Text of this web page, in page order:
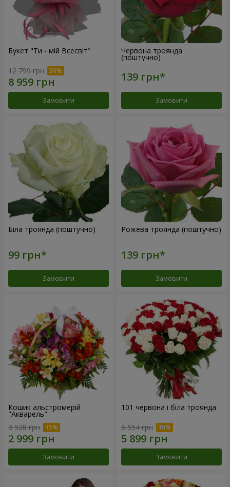
Букет "Ти - мій Всесвіт"
12 799 грн
Замовити
Червона троянда
(поштучно)
Замовити
Біла троянда (поштучно)
Замовити
Рожева троянда (поштучно)
Замовити
Кошик альстромерій
"Акварель"
3 528 грн
Замовити
101 червона і біла троянда
6 554 грн
Замовити